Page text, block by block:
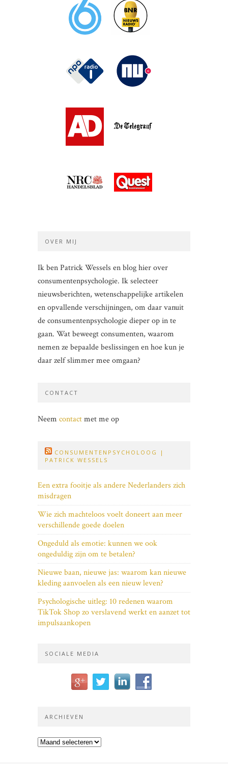
OVER MIJ
Ik ben Patrick Wessels en blog hier over
consumentenpsychologie. Ik selecteer
nieuwsberichten, wetenschappelijke artikelen
en opvallende verschijningen, om daar vanuit
de consumentenpsychologie dieper op in te
gaan. Wat beweegt consumenten, waarom
nemen ze bepaalde beslissingen en hoe kun je
daar zelf slimmer mee omgaan?
CONTACT
Neem contactmet me op
CONSUMENTENPSYCHOLOOG |
PATRICK WESSELS
Een extra fooitje als andere Nederlanders zich
misdragen
Wie zich machteloos voelt doneert aan meer
verschillende goede doelen
Ongeduld als emotie: kunnen we ook
ongeduldig zijn om te betalen?
Nieuwe baan, nieuwe jas: waarom kan nieuwe
kleding aanvoelen als een nieuw leven?
Psychologische uitleg: 10 redenen waarom
TikTok Shop zo verslavend werkt en aanzet tot
impulsaankopen
SOCIALE MEDIA
ARCHIEVEN
Archieven